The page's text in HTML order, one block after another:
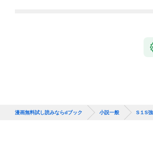
漫画無料試し読みならdブック 小説一般 S１S